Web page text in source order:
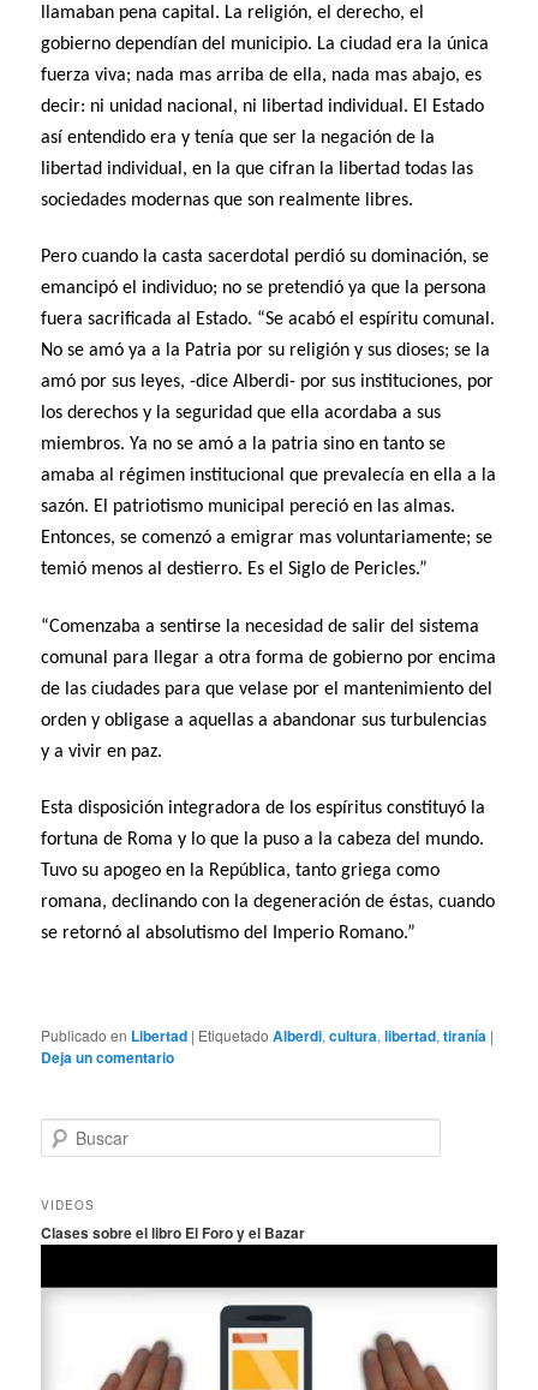
llamaban pena capital. La religión, el derecho, el
gobierno dependían del municipio. La ciudad era la única
fuerza viva; nada mas arriba de ella, nada mas abajo, es
decir: ni unidad nacional, ni libertad individual. El Estado
así entendido era y tenía que ser la negación de la
libertad individual, en la que cifran la libertad todas las
sociedades modernas que son realmente libres.
Pero cuando la casta sacerdotal perdió su dominación, se
emancipó el individuo; no se pretendió ya que la persona
fuera sacrificada al Estado. “Se acabó el espíritu comunal.
No se amó ya a la Patria por su religión y sus dioses; se la
amó por sus leyes, -dice Alberdi- por sus instituciones, por
los derechos y la seguridad que ella acordaba a sus
miembros. Ya no se amó a la patria sino en tanto se
amaba al régimen institucional que prevalecía en ella a la
sazón. El patriotismo municipal pereció en las almas.
Entonces, se comenzó a emigrar mas voluntariamente; se
temió menos al destierro. Es el Siglo de Pericles.”
“Comenzaba a sentirse la necesidad de salir del sistema
comunal para llegar a otra forma de gobierno por encima
de las ciudades para que velase por el mantenimiento del
orden y obligase a aquellas a abandonar sus turbulencias
y a vivir en paz.
Esta disposición integradora de los espíritus constituyó la
fortuna de Roma y lo que la puso a la cabeza del mundo.
Tuvo su apogeo en la República, tanto griega como
romana, declinando con la degeneración de éstas, cuando
se retornó al absolutismo del Imperio Romano.”
Publicado en Libertad | Etiquetado Alberdi,cultura,libertad,tiranía |
Deja un comentario
u
c
r
VIDEOS
Clases sobre el libro El Foro y el Bazar